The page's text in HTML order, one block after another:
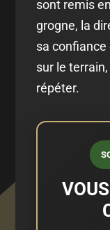
sont remis
grogne, la
sa
sur le
répéter.